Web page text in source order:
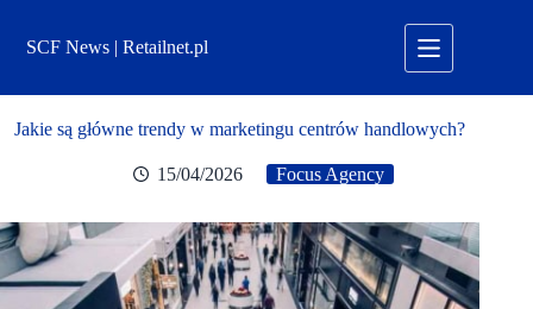
treściSCF News | Retailnet.pl
Jakie są główne trendy w marketingu centrów handlowych?
15/04/2026 Focus Agency